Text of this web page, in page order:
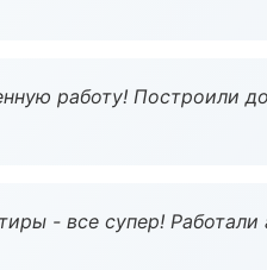
работу! Построили
- все супер!